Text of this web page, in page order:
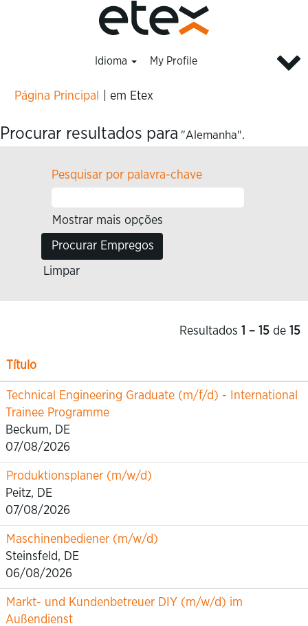
Idioma My Profile
Página Principal em Etex
Procurar resultados para "Alemanha".
Pesquisar por palavra-chave
Mostrar mais opções
Limpar
Resultados 1 – 15 de 15
Título
Technical Engineering Graduate (m/f/d) - International
Trainee Programme
Beckum, DE
07/08/2026
Produktionsplaner (m/w/d)
Peitz, DE
07/08/2026
Maschinenbediener (m/w/d)
Steinsfeld, DE
06/08/2026
Markt- und Kundenbetreuer DIY (m/w/d) im
Außendienst